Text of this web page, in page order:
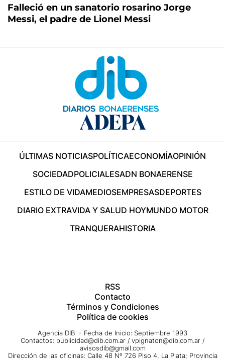
Falleció en un sanatorio rosarino Jorge
Messi, el padre de Lionel Messi
ÚLTIMAS NOTICIASPOLÍTICAECONOMÍAOPINIÓN
SOCIEDADPOLICIALESADN BONAERENSE
ESTILO DE VIDAMEDIOSEMPRESASDEPORTES
DIARIO EXTRAVIDA Y SALUD HOYMUNDO MOTOR
TRANQUERAHISTORIA
RSS
Contacto
Términos y Condiciones
Política de cookies
Agencia DIB - Fecha de Inicio: Septiembre 1993
Contactos: publicidad@dib.com.ar / vpignaton@dib.com.ar /
avisosdib@gmail.com
Dirección de las oficinas: Calle 48 Nº 726 Piso 4, La Plata; Provincia